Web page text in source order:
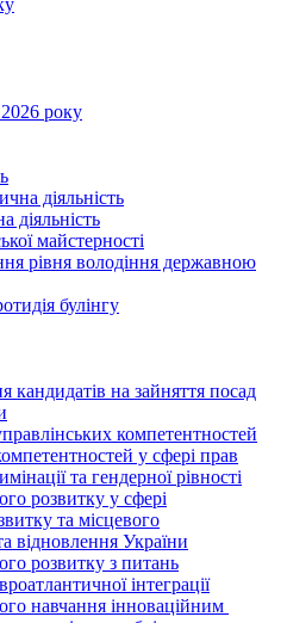
2026 року
діяльність
діяльність
майстерності
рівня володіння державною
булінгу
кандидатів на зайняття посад
компетентностей
у сфері прав
та гендерної рівності
розвитку у сфері
та місцевого
відновлення України
розвитку з питань
інтеграції
навчання інноваційним